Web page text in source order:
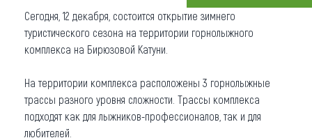
Новости
Что привезти (сувениры)
О регионе
Коллекция впечатлений
Сегодня, 12 декабря, состоится открытие зимнего
туристического сезона на территории горнолыжного
комплекса на Бирюзовой Катуни.
На территории комплекса расположены 3 горнолыжные
трассы разного уровня сложности. Трассы комплекса
подходят как для лыжников-профессионалов, так и для
любителей.